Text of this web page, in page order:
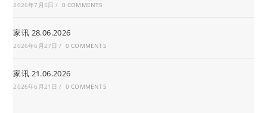
2026年7月5日 / 0 COMMENTS
家讯 28.06.2026
2026年6月27日 / 0 COMMENTS
家讯 21.06.2026
2026年6月21日 / 0 COMMENTS